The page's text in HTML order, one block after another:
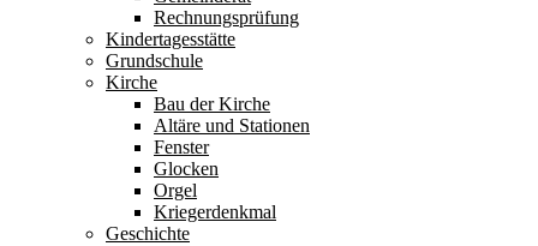
Rechnungsprüfung
Kindertagesstätte
Grundschule
Kirche
Bau der Kirche
Altäre und Stationen
Fenster
Glocken
Orgel
Kriegerdenkmal
Geschichte